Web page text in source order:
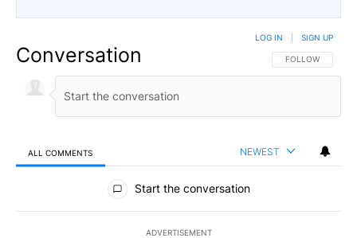
Conversation FOLLOW THIS
FOLLOW
LOG IN SIGN UP
ALL COMMENTS NEWEST
All Comments
Start the conversation
ADVERTISEMENT